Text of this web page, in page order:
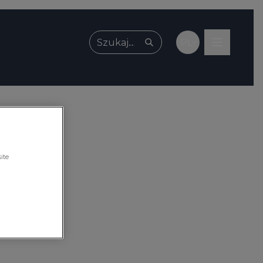
Wpisz, czego szukasz